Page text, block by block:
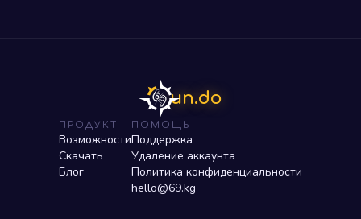
un.do
ПРОДУКТ
Возможности
Скачать
Блог
ПОМОЩЬ
Поддержка
Удаление аккаунта
Политика конфиденциальности
hello@69.kg